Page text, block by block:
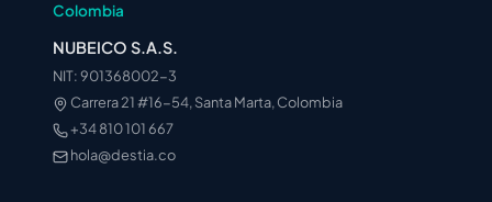
Colombia
NUBEICO S.A.S.
NIT: 901368002-3
Carrera 21 #16-54, Santa Marta, Colombia
+34 810 101 667
hola@destia.co